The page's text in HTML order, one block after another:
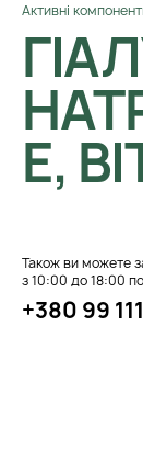
Активні
Е,
Також ви можете
з 10:00 до 18:00
+380 99